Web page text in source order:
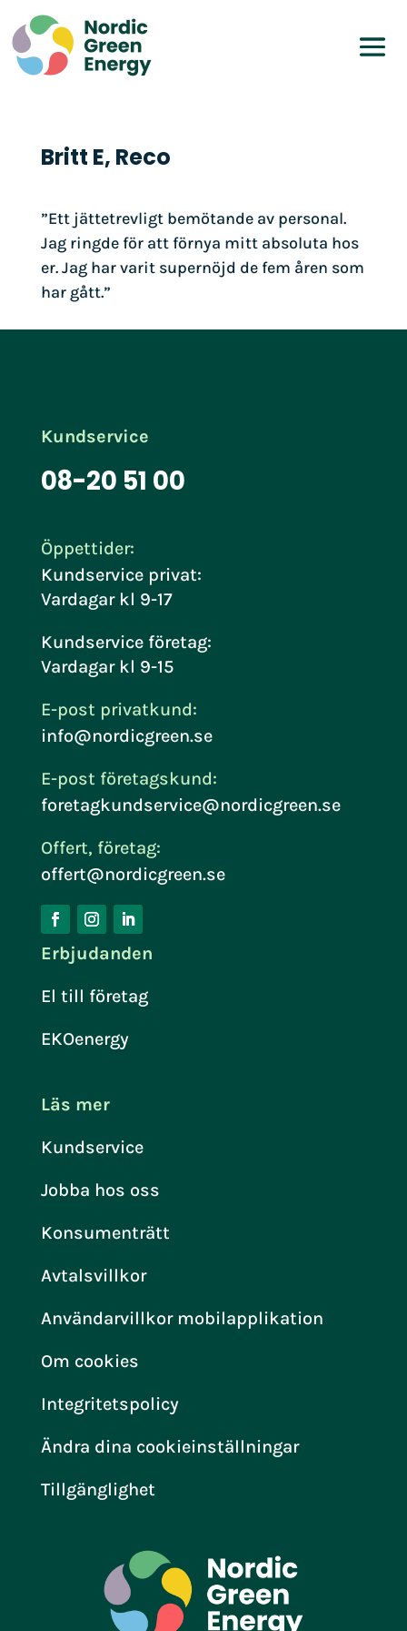
Britt E, Reco
”Ett jättetrevligt bemötande av personal.
Jag ringde för att förnya mitt absoluta hos
er. Jag har varit supernöjd de fem åren som
har gått.”
Kundservice
08-20 51 00
Öppettider:
Kundservice privat:
Vardagar kl 9-17
Kundservice företag:
Vardagar kl 9-15
E-post privatkund:
info@nordicgreen.se
E-post företagskund:
foretagkundservice@nordicgreen.se
Offert, företag:
offert@nordicgreen.se
Erbjudanden
El till företag
EKOenergy
Läs mer
Kundservice
Jobba hos oss
Konsumenträtt
Avtalsvillkor
Användarvillkor mobilapplikation
Om cookies
Integritetspolicy
Ändra dina cookieinställningar
Tillgänglighet